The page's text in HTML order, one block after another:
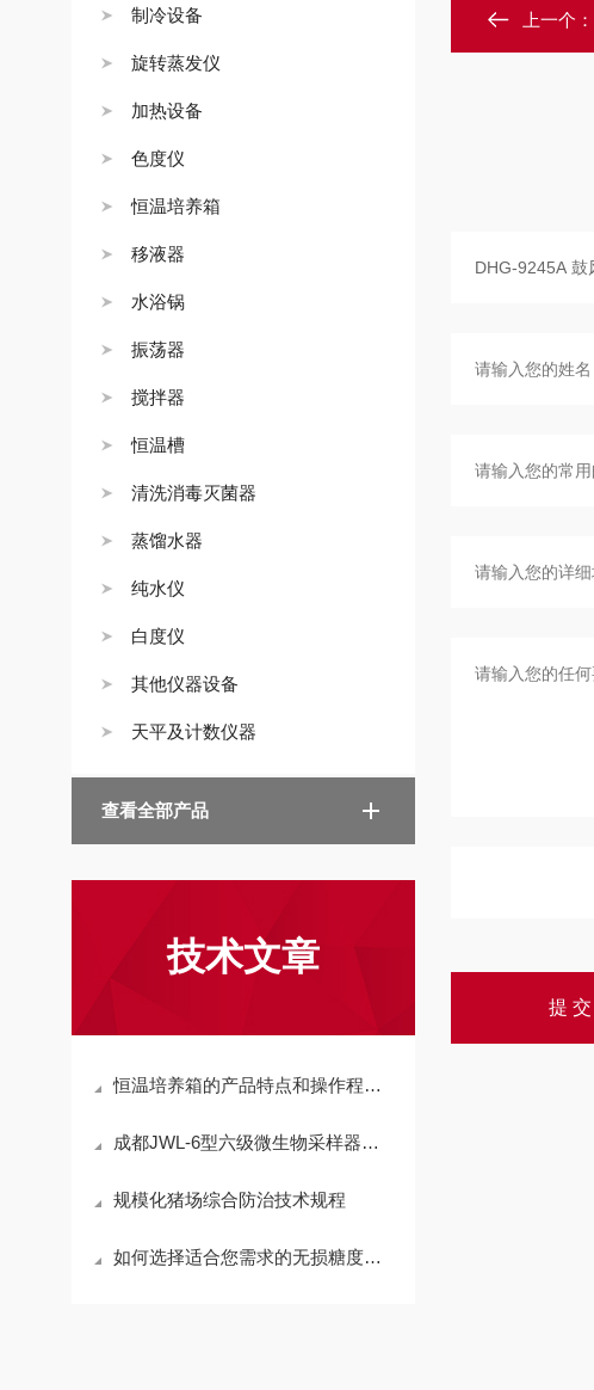
制冷设备
旋转蒸发仪
加热设备
色度仪
恒温培养箱
移液器
水浴锅
振荡器
搅拌器
恒温槽
清洗消毒灭菌器
蒸馏水器
纯水仪
白度仪
其他仪器设备
天平及计数仪器
查看全部产品
技术文章
恒温培养箱的产品特点和操作程序说明
成都JWL-6型六级微生物采样器选型参考
规模化猪场综合防治技术规程
如何选择适合您需求的无损糖度计？
上一个：